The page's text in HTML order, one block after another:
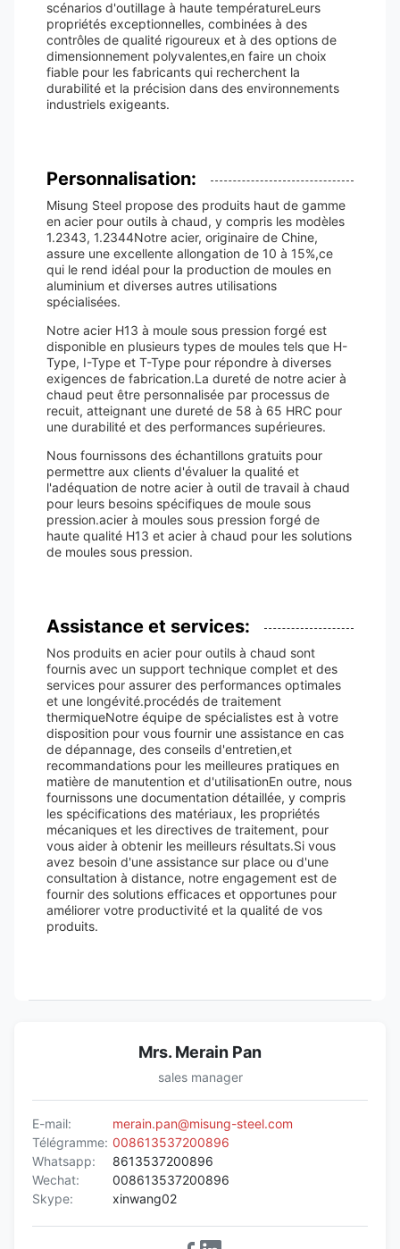
scénarios d'outillage à haute températureLeurs
propriétés exceptionnelles, combinées à des
contrôles de qualité rigoureux et à des options de
dimensionnement polyvalentes,en faire un choix
fiable pour les fabricants qui recherchent la
durabilité et la précision dans des environnements
industriels exigeants.
Personnalisation:
Misung Steel propose des produits haut de gamme
en acier pour outils à chaud, y compris les modèles
1.2343, 1.2344Notre acier, originaire de Chine,
assure une excellente allongation de 10 à 15%,ce
qui le rend idéal pour la production de moules en
aluminium et diverses autres utilisations
spécialisées.
Notre acier H13 à moule sous pression forgé est
disponible en plusieurs types de moules tels que H-
Type, I-Type et T-Type pour répondre à diverses
exigences de fabrication.La dureté de notre acier à
chaud peut être personnalisée par processus de
recuit, atteignant une dureté de 58 à 65 HRC pour
une durabilité et des performances supérieures.
Nous fournissons des échantillons gratuits pour
permettre aux clients d'évaluer la qualité et
l'adéquation de notre acier à outil de travail à chaud
pour leurs besoins spécifiques de moule sous
pression.acier à moules sous pression forgé de
haute qualité H13 et acier à chaud pour les solutions
de moules sous pression.
Assistance et services:
Nos produits en acier pour outils à chaud sont
fournis avec un support technique complet et des
services pour assurer des performances optimales
et une longévité.procédés de traitement
thermiqueNotre équipe de spécialistes est à votre
disposition pour vous fournir une assistance en cas
de dépannage, des conseils d'entretien,et
recommandations pour les meilleures pratiques en
matière de manutention et d'utilisationEn outre, nous
fournissons une documentation détaillée, y compris
les spécifications des matériaux, les propriétés
mécaniques et les directives de traitement, pour
vous aider à obtenir les meilleurs résultats.Si vous
avez besoin d'une assistance sur place ou d'une
consultation à distance, notre engagement est de
fournir des solutions efficaces et opportunes pour
améliorer votre productivité et la qualité de vos
produits.
Mrs. Merain Pan
sales manager
E-mail:
merain.pan@misung-steel.com
Télégramme: 008613537200896
Whatsapp:
8613537200896
Wechat:
008613537200896
Skype:
xinwang02